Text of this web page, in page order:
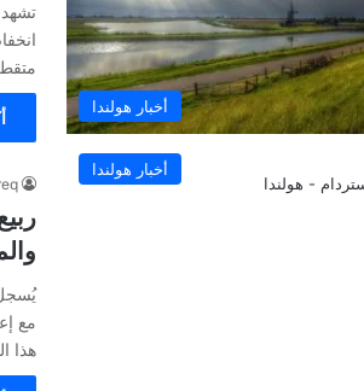
أخبار هولندا
أخبار هولندا
مع
هذا